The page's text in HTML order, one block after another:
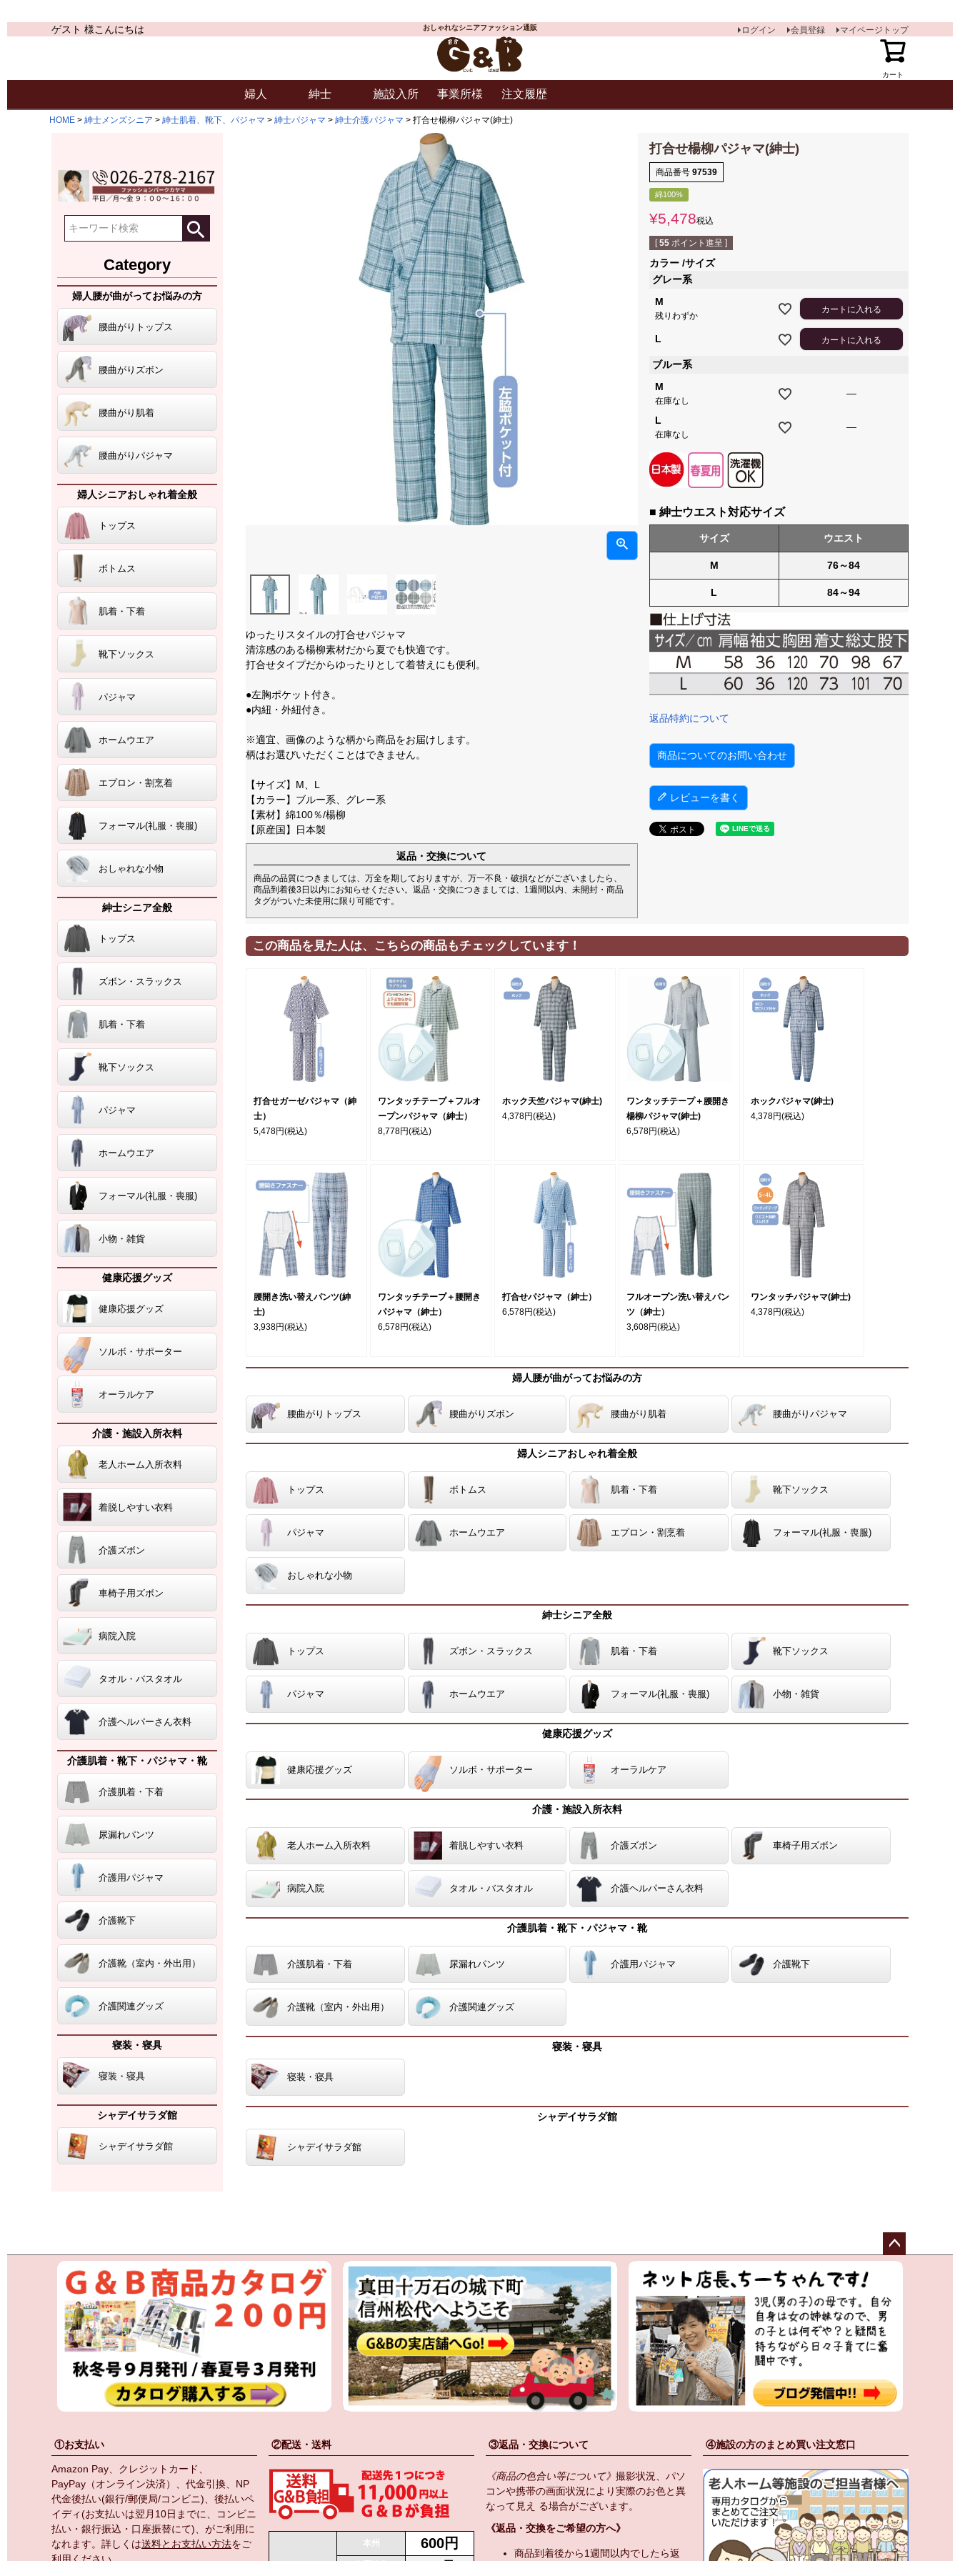
ゲスト 様こんにちは おしゃれなシニアファッション通販
カート
ログイン 会員登録 マイページトップ
婦人 紳士 施設入所 事業所様 注文履歴
HOME 紳士メンズシニア 紳士肌着、靴下、パジャマ 紳士パジャマ 紳士介護パジャマ 打合せ楊柳パジャマ(紳士)
Category
婦人腰が曲がってお悩みの方
腰曲がりトップス
腰曲がりズボン
腰曲がり肌着
腰曲がりパジャマ
婦人シニアおしゃれ着全般
トップス
ボトムス
肌着・下着
靴下ソックス
パジャマ
ホームウエア
エプロン・割烹着
フォーマル(礼服・喪服)
おしゃれな小物
紳士シニア全般
トップス
ズボン・スラックス
肌着・下着
靴下ソックス
パジャマ
ホームウエア
フォーマル(礼服・喪服)
小物・雑貨
健康応援グッズ
健康応援グッズ
ソルボ・サポーター
オーラルケア
介護・施設入所衣料
老人ホーム入所衣料
着脱しやすい衣料
介護ズボン
車椅子用ズボン
病院入院
タオル・バスタオル
介護ヘルパーさん衣料
介護肌着・靴下・パジャマ・靴
介護肌着・下着
尿漏れパンツ
介護用パジャマ
介護靴下
介護靴（室内・外出用）
介護関連グッズ
寝装・寝具
寝装・寝具
シャデイサラダ館
シャデイサラダ館
ゆったりスタイルの打合せパジャマ
清涼感のある楊柳素材だから夏でも快適です。
打合せタイプだからゆったりとして着替えにも便利。
●左胸ポケット付き。
●内紐・外紐付き。
※適宜、画像のような柄から商品をお届けします。
柄はお選びいただくことはできません。
【サイズ】M、L
【カラー】ブルー系、グレー系
【素材】綿100％/楊柳
【原産国】日本製
返品・交換について
商品の品質につきましては、万全を期しておりますが、万一不良・破損などがございましたら、
商品到着後3日以内にお知らせください。返品・交換につきましては、1週間以内、未開封・商品
タグがついた未使用に限り可能です。
打合せ楊柳パジャマ(紳士)
商品番号 97539
綿100%
¥5,478税込
[ 55 ポイント進呈 ]
カラー サイズ
グレー系
M
残りわずか
カートに入れる
L カートに入れる
ブルー系
M
在庫なし
—
L
在庫なし
—
■ 紳士ウエスト対応サイズ
サイズ ウエスト
M 76～84
L 84～94
返品特約について
商品についてのお問い合わせ
レビューを書く
この商品を見た人は、こちらの商品もチェックしています！
打合せガーゼパジャマ（紳
士）
5,478円(税込)
ワンタッチテープ＋フルオ
ープンパジャマ（紳士）
8,778円(税込)
ホック天竺パジャマ(紳士)
4,378円(税込)
ワンタッチテープ＋腰開き
楊柳パジャマ(紳士)
6,578円(税込)
ホックパジャマ(紳士)
4,378円(税込)
腰開き洗い替えパンツ(紳
士)
3,938円(税込)
ワンタッチテープ＋腰開き
パジャマ（紳士）
6,578円(税込)
打合せパジャマ（紳士）
6,578円(税込)
フルオープン洗い替えパン
ツ（紳士）
3,608円(税込)
ワンタッチパジャマ(紳士)
4,378円(税込)
婦人腰が曲がってお悩みの方
腰曲がりトップス 腰曲がりズボン 腰曲がり肌着 腰曲がりパジャマ
婦人シニアおしゃれ着全般
トップス ボトムス 肌着・下着 靴下ソックス
パジャマ ホームウエア エプロン・割烹着 フォーマル(礼服・喪服)
おしゃれな小物
紳士シニア全般
トップス ズボン・スラックス 肌着・下着 靴下ソックス
パジャマ ホームウエア フォーマル(礼服・喪服) 小物・雑貨
健康応援グッズ
健康応援グッズ ソルボ・サポーター オーラルケア
介護・施設入所衣料
老人ホーム入所衣料 着脱しやすい衣料 介護ズボン 車椅子用ズボン
病院入院 タオル・バスタオル 介護ヘルパーさん衣料
介護肌着・靴下・パジャマ・靴
介護肌着・下着 尿漏れパンツ 介護用パジャマ 介護靴下
介護靴（室内・外出用） 介護関連グッズ
寝装・寝具
寝装・寝具
シャデイサラダ館
シャデイサラダ館
ペー
へ
①お支払い
Amazon Pay、クレジットカード、
PayPay（オンライン決済）、代金引換、NP
代金後払い(銀行/郵便局/コンビニ)、後払いペ
イディ(お支払いは翌月10日までに、コンビニ
払い・銀行振込・口座振替にて)、がご利用に
なれます。詳しくは送料とお支払い方法をご
②配送・送料
本州 600円
③返品・交換について
《商品の色合い等について》 撮影状況、パソ
コンや携帯の画面状況により実際のお色と異
なって見え る場合がございます。
《返品・交換をご希望の方へ》
商品到着後から1週間以内でしたら返
④施設の方のまとめ買い注文窓口